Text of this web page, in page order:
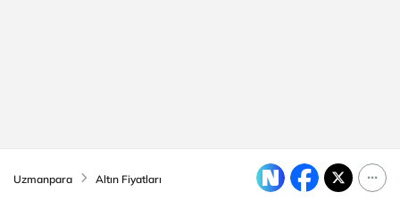
Uzmanpara Altın Fiyatları